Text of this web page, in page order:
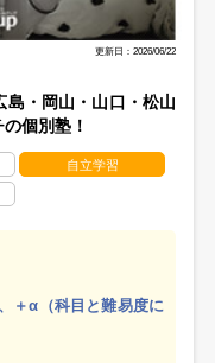
更新日：2026/06/22
・岡山・山口・松山
個別塾！
自立学習
＋α（科目と難易度に